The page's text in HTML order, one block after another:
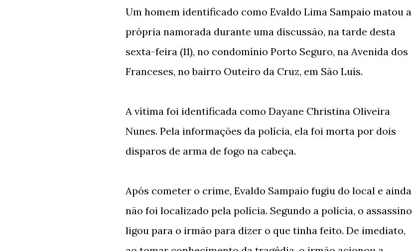
Um homem identificado como Evaldo Lima Sampaio matou a
própria namorada durante uma discussão, na tarde desta
sexta-feira (11), no condomínio Porto Seguro, na Avenida dos
Franceses, no bairro Outeiro da Cruz, em São Luís.
A vítima foi identificada como Dayane Christina Oliveira
Nunes. Pela informações da polícia, ela foi morta por dois
disparos de arma de fogo na cabeça.
Após cometer o crime, Evaldo Sampaio fugiu do local e ainda
não foi localizado pela polícia. Segundo a polícia, o assassino
ligou para o irmão para dizer o que tinha feito. De imediato,